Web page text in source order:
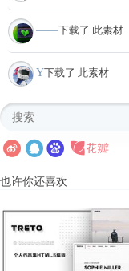
――下载了 此素材
Y下载了 此素材
也许你还喜欢